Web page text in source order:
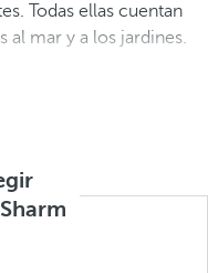
Todas ellas cuentan
al mar y a los jardines.